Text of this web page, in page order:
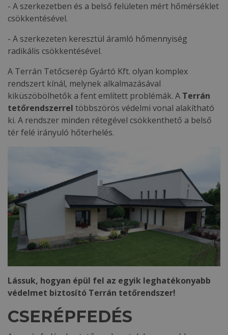
- A szerkezetben és a belső felületen mért hőmérséklet
csökkentésével.
- A szerkezeten keresztül áramló hőmennyiség
radikális csökkentésével.
A Terrán Tetőcserép Gyártó Kft. olyan komplex
rendszert kínál, melynek alkalmazásával
kiküszöbölhetők a fent említett problémák. A Terrán
tetőrendszerrel többszörös védelmi vonal alakítható
ki. A rendszer minden rétegével csökkenthető a belső
tér felé irányuló hőterhelés.
Lássuk, hogyan épül fel az egyik leghatékonyabb
védelmet biztosító Terrán tetőrendszer!
CSERÉPFEDÉS